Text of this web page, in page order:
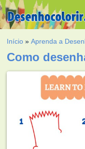
Início »Aprenda a
Como